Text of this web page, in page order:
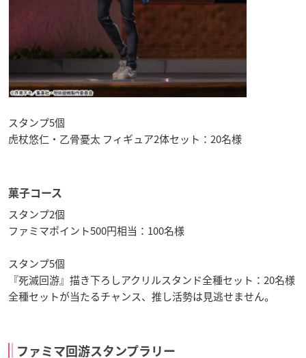
スタンプ5個
虎杖悠仁・乙骨憂太 フィギュア2体セット：20名様
菓子コース
スタンプ2個
ファミマポイント500円相当：100名様
スタンプ5個
『死滅回游』描き下ろしアクリルスタンド全種セット：20名様
全種セットが当たるチャンス、推し活勢は見逃せません。
ファミマ回游スタンプラリー